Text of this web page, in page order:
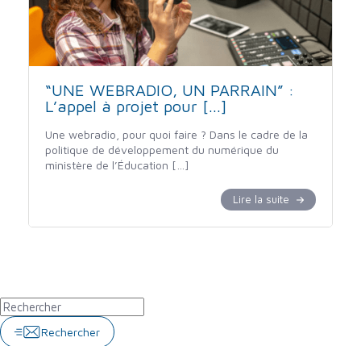
“UNE WEBRADIO, UN PARRAIN” :
L’appel à projet pour [...]
Une webradio, pour quoi faire ? Dans le cadre de la
politique de développement du numérique du
ministère de l’Éducation […]
Lire la suite
Rechercher